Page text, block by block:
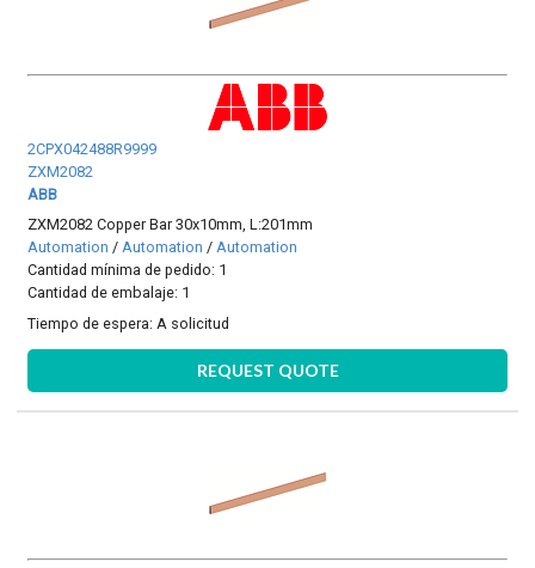
2CPX042488R9999
ZXM2082
ABB
ZXM2082 Copper Bar 30x10mm, L:201mm
Automation /Automation /Automation
Cantidad mínima de pedido: 1
Cantidad de embalaje: 1
Tiempo de espera: A solicitud
REQUEST QUOTE